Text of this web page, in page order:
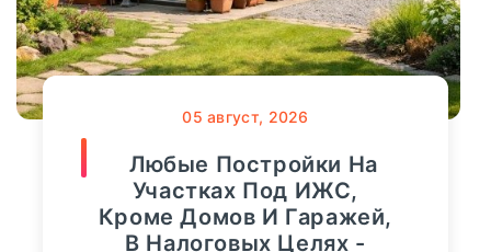
​ Спрос на страховые полисы на случай
онкологических заболеваний за год
«Росгосстрах», проанализировав темпы
сегмента. Больше всего спрос
увеличился...
Мнение 107
Финансы
Видео
Сбербанк
05 август, 2026
Любые Постройки На
Участках Под ИЖС,
Кроме Домов И Гаражей,
В Налоговых Целях -